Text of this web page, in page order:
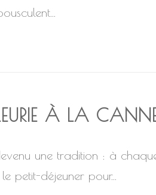
À LA
une tradition : à
petit-déjeuner pour...